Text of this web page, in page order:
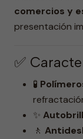
comercios y
presentación
✅
🧪
✨
🚶